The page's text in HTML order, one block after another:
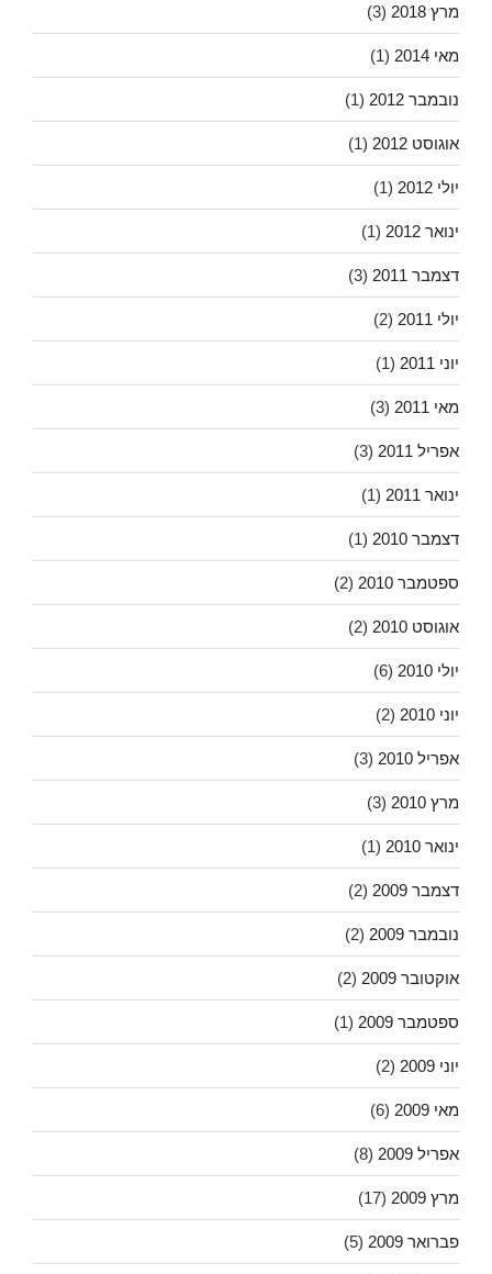
מרץ 2018 (3)
מאי 2014 (1)
נובמבר 2012 (1)
אוגוסט 2012 (1)
יולי 2012 (1)
ינואר 2012 (1)
דצמבר 2011 (3)
יולי 2011 (2)
יוני 2011 (1)
מאי 2011 (3)
אפריל 2011 (3)
ינואר 2011 (1)
דצמבר 2010 (1)
ספטמבר 2010 (2)
אוגוסט 2010 (2)
יולי 2010 (6)
יוני 2010 (2)
אפריל 2010 (3)
מרץ 2010 (3)
ינואר 2010 (1)
דצמבר 2009 (2)
נובמבר 2009 (2)
אוקטובר 2009 (2)
ספטמבר 2009 (1)
יוני 2009 (2)
מאי 2009 (6)
אפריל 2009 (8)
מרץ 2009 (17)
פברואר 2009 (5)